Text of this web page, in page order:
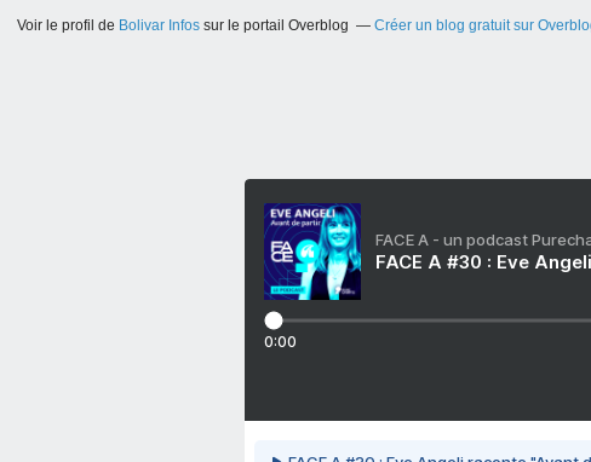
Voir le profil de Bolivar Infossur le portail Overblog Créer un blog gratuit sur
FACE A - un podcast
FACE A #30 : Eve
0:00